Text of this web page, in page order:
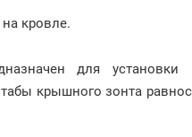
кровле.
для установки
крышного зонта